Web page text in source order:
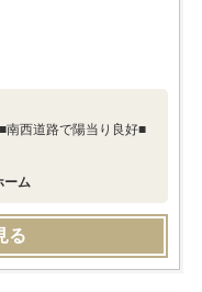
南西道路で陽当り良好■
ーム
る